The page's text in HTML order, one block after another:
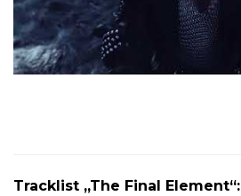
Tracklist „The Final Element“: